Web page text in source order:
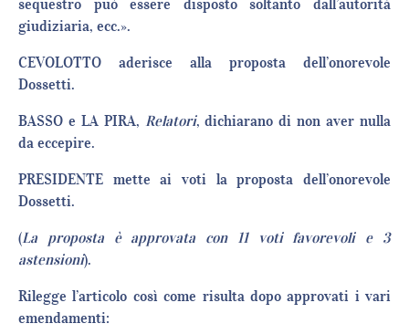
sequestro può essere disposto soltanto dall’autorità
giudiziaria, ecc.».
CEVOLOTTO aderisce alla proposta dell’onorevole
Dossetti.
BASSO e LA PIRA, Relatori, dichiarano di non aver nulla
da eccepire.
PRESIDENTE mette ai voti la proposta dell’onorevole
Dossetti.
(La proposta è approvata con 11 voti favorevoli e 3
astensioni).
Rilegge l’articolo così come risulta dopo approvati i vari
emendamenti: